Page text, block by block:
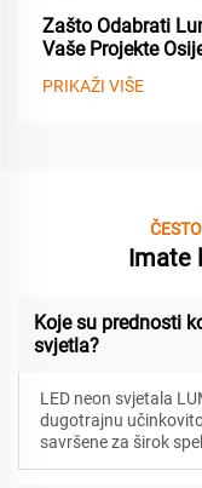
Zašto Odabrati
Vaše Projekte
PRIKAŽI VIŠE
Imate
Koje su prednosti
svjetla?
LED neon svjetala
dugotrajnu
savršene za širok